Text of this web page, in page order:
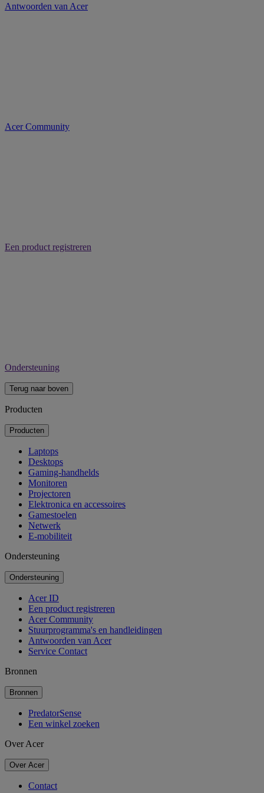
Antwoorden van Acer
Acer Community
Een product registreren
Ondersteuning
Terug naar boven
Producten
Producten
Laptops
Desktops
Gaming-handhelds
Monitoren
Projectoren
Elektronica en accessoires
Gamestoelen
Netwerk
E-mobiliteit
Ondersteuning
Ondersteuning
Acer ID
Een product registreren
Acer Community
Stuurprogramma's en handleidingen
Antwoorden van Acer
Service Contact
Bronnen
Bronnen
PredatorSense
Een winkel zoeken
Over Acer
Over Acer
Contact